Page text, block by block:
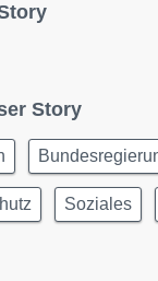
Story
Soziales